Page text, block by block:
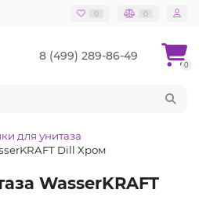
0 0
8 (499) 289-86-49
0
для унитаза
Dill Хром
WasserKRAFT